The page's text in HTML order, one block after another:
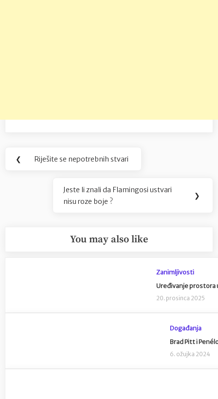
Navigacija
❮
Previous
Riješite se nepotrebnih stvari
Next
Post:
Jeste li znali da Flamingosi ustvari
nisu roze boje ?
❯
You may also like
Zanimljivosti
Uređivanje prostora
20. prosinca 2025
Događanja
Brad Pitt i
6. ožujka 2024